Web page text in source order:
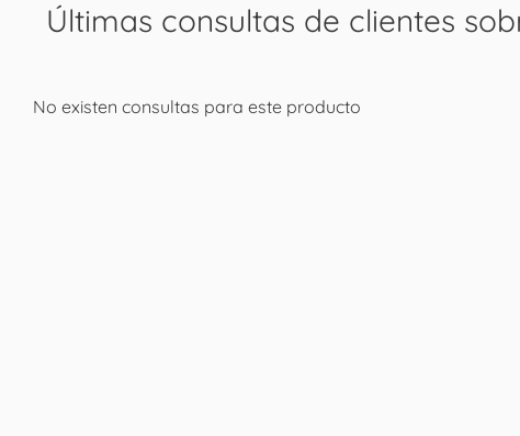
Últimas consultas de clientes
No existen consultas para este producto